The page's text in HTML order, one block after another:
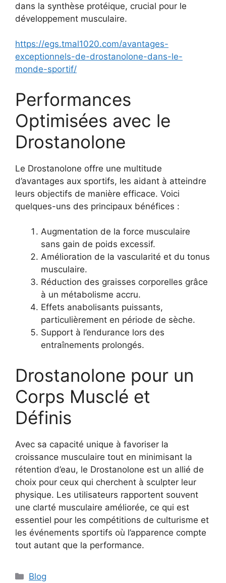
dans la synthèse protéique, crucial pour le
développement musculaire.
https://egs.tmal1020.com/avantages-
exceptionnels-de-drostanolone-dans-le-
monde-sportif/
Performances
Optimisées avec le
Drostanolone
Le Drostanolone offre une multitude
d’avantages aux sportifs, les aidant à atteindre
leurs objectifs de manière efficace. Voici
quelques-uns des principaux bénéfices :
Augmentation de la force musculaire
sans gain de poids excessif.
Amélioration de la vascularité et du tonus
musculaire.
Réduction des graisses corporelles grâce
à un métabolisme accru.
Effets anabolisants puissants,
particulièrement en période de sèche.
Support à l’endurance lors des
entraînements prolongés.
Drostanolone pour un
Corps Musclé et
Définis
Avec sa capacité unique à favoriser la
croissance musculaire tout en minimisant la
rétention d’eau, le Drostanolone est un allié de
choix pour ceux qui cherchent à sculpter leur
physique. Les utilisateurs rapportent souvent
une clarté musculaire améliorée, ce qui est
essentiel pour les compétitions de culturisme et
les événements sportifs où l’apparence compte
tout autant que la performance.
Blog